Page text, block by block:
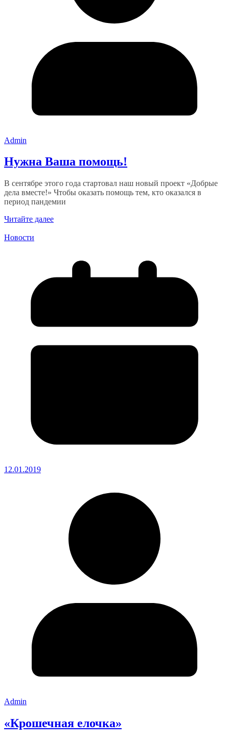
Admin
Нужна Ваша помощь!
В сентябре этого года стартовал наш новый проект «Добрые
дела вместе!» Чтобы оказать помощь тем, кто оказался в
период пандемии
Читайте далее
Новости
12.01.2019
Admin
«Крошечная елочка»